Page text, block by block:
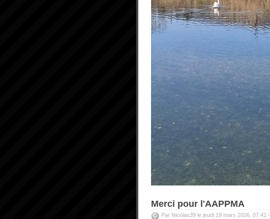
Merci pour l'AAPPMA
Par Nicolas39 le jeudi 19 mars 2026, 07:42 -